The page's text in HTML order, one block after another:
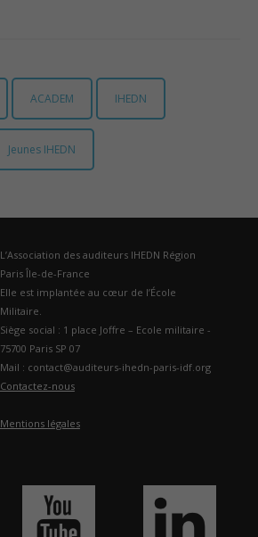
France
ACADEM IHEDN
Jeunes IHEDN
L’Association des auditeurs IHEDN Région
Paris Île-de-France
Elle est implantée au cœur de l’École
Militaire.
Siège social : 1 place Joffre – Ecole militaire -
75700 Paris SP 07
Mail : contact@auditeurs-ihedn-paris-idf.org
Contactez-nous
Mentions légales